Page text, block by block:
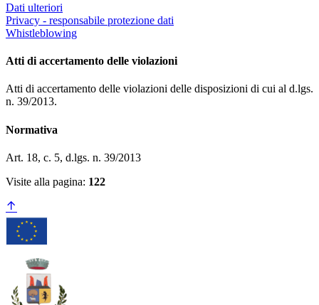
Dati ulteriori
Privacy - responsabile protezione dati
Whistleblowing
Atti di accertamento delle violazioni
Atti di accertamento delle violazioni delle disposizioni di cui al d.lgs.
n. 39/2013.
Normativa
Art. 18, c. 5, d.lgs. n. 39/2013
Visite alla pagina: 122